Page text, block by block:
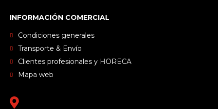
INFORMACIÓN COMERCIAL
Condiciones generales
Transporte & Envío
Clientes profesionales y HORECA
Mapa web